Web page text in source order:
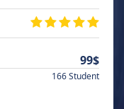
99$
166 Student